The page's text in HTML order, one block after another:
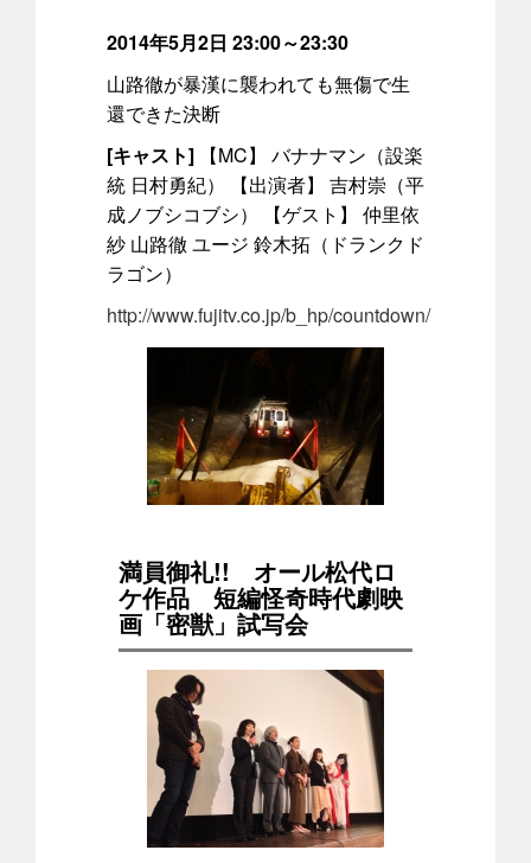
2014年5月2日 23:00～23:30
山路徹が暴漢に襲われても無傷で生
還できた決断
[キャスト]
【MC】 バナナマン（設楽
統 日村勇紀） 【出演者】 吉村崇（平
成ノブシコブシ） 【ゲスト】 仲里依
紗 山路徹 ユージ 鈴木拓（ドランクド
ラゴン）
http://www.fujitv.co.jp/b_hp/countdown/
満員御礼!! オール松代ロ
ケ作品 短編怪奇時代劇映
画「密獣」試写会